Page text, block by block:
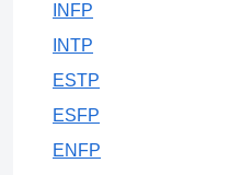
INFP
INTP
ESTP
ESFP
ENFP